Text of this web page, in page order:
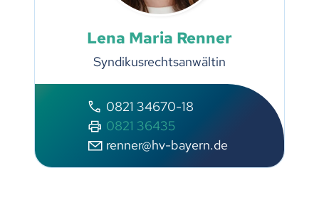
Lena Maria Renner
Syndikusrechtsanwältin
0821 34670-18
0821 36435
renner@hv-bayern.de